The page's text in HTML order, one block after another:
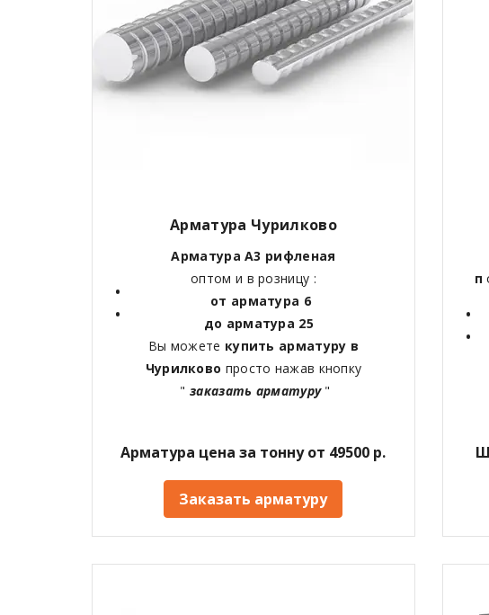
Арматура Чурилково
Арматура А3 рифленая
оптом и в розницу :
от арматура 6
до арматура 25
Вы можете купить арматуру в
Чурилково просто нажав кнопку
"заказать арматуру"
Арматура цена за тонну от 49500 р.
Заказать арматуру
п